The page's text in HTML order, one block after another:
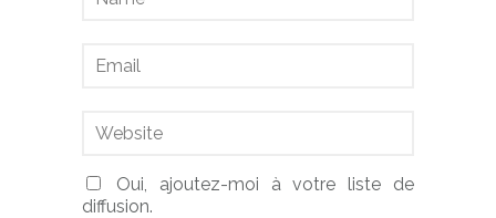
Oui, ajoutez-moi à votre liste de
diffusion.